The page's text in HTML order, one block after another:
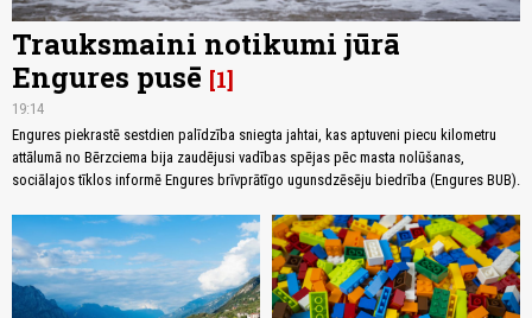
Trauksmaini notikumi jūrā
Engures pusē 1
19:14
Engures piekrastē sestdien palīdzība sniegta jahtai, kas aptuveni piecu kilometru
attālumā no Bērzciema bija zaudējusi vadības spējas pēc masta nolūšanas,
sociālajos tīklos informē Engures brīvprātīgo ugunsdzēsēju biedrība (Engures BUB).